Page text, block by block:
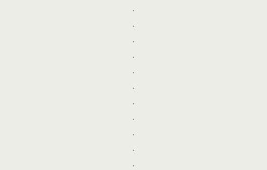
.
.
.
.
.
.
.
.
.
.
.